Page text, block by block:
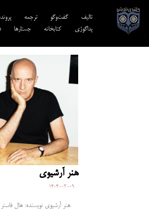
تالیف‎‌ گفت‌وگو ترجمه‌
پداگوژی
کتابخانه جستارها
هنر آرشیوی
1404-03-09
هنر آرشیوی نویسنده: هال